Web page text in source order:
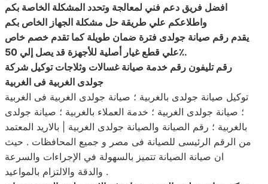
افضل فريق دعم فني لمعالجة وتحدد المشكلة الخاصة بكم
واطلاعكم علي طريقة حل مشكلة الجهاز الخاص بكم
يقدم رقم صيانة جولدى فترة ضمان طويلة كما تقدم خصم خاص
علي قطع غيار أصلية للأجهزة قد يصل إلي 50٪.
رقم تليفون رقم خدمة صيانة غسالات وثلاجات توكيل شركة
جولدى الغربية فى الغربية
توكيل صيانة جولدى بالغربية ؛ صيانة جولدى الغربية فى الغربية
؛ صيانة جولدى الغربية ؛ خدمة العملاء بالغربية ؛ صيانة جولدى
بالغربية ؛ رقم الصيانة والصيانة جولدى الغربية | بالاريد المعتمد
من الرقم الرئيسى للصيانة فى مصر و جميع المحافظات . حيث
ان صيانة الصيانة تتميز بالسهولة في الإجراءات والسرعة
والدقة والالتزام بالمواعيد .